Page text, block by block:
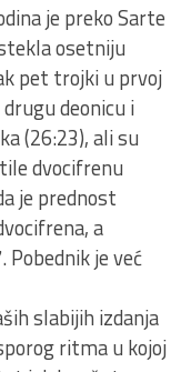
je preko Sarte
osetniju
pet trojki u prvoj
deonicu i
(26:23), ali su
dvocifrenu
je prednost
a
je već
slabijih izdanja
ritma u kojoj